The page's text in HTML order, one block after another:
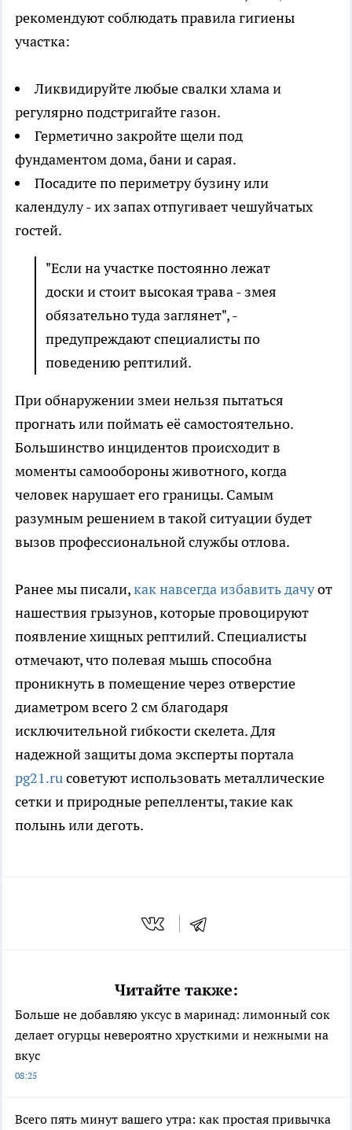
рекомендуют соблюдать правила гигиены
участка:
Ликвидируйте любые свалки хлама и
регулярно подстригайте газон.
Герметично закройте щели под
фундаментом дома, бани и сарая.
Посадите по периметру бузину или
календулу - их запах отпугивает чешуйчатых
гостей.
"Если на участке постоянно лежат
доски и стоит высокая трава - змея
обязательно туда заглянет", -
предупреждают специалисты по
поведению рептилий.
При обнаружении змеи нельзя пытаться
прогнать или поймать её самостоятельно.
Большинство инцидентов происходит в
моменты самообороны животного, когда
человек нарушает его границы. Самым
разумным решением в такой ситуации будет
вызов профессиональной службы отлова.
Ранее мы писали,как навсегда избавить дачуот
нашествия грызунов, которые провоцируют
появление хищных рептилий. Специалисты
отмечают, что полевая мышь способна
проникнуть в помещение через отверстие
диаметром всего 2 см благодаря
исключительной гибкости скелета. Для
надежной защиты дома эксперты портала
pg21.ruсоветуют использовать металлические
сетки и природные репелленты, такие как
полынь или деготь.
Читайте также:
Больше не добавляю уксус в маринад: лимонный сок
делает огурцы невероятно хрусткими и нежными на
вкус
08:25
Всего пять минут вашего утра: как простая привычка